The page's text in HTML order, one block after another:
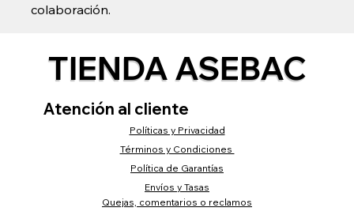
colaboración.
TIENDA ASEBAC
Atención al cliente
Políticas y Privacidad
Términos y Condiciones
Envíos y Tasas
Política de Garantías
Quejas, comentarios o reclamos